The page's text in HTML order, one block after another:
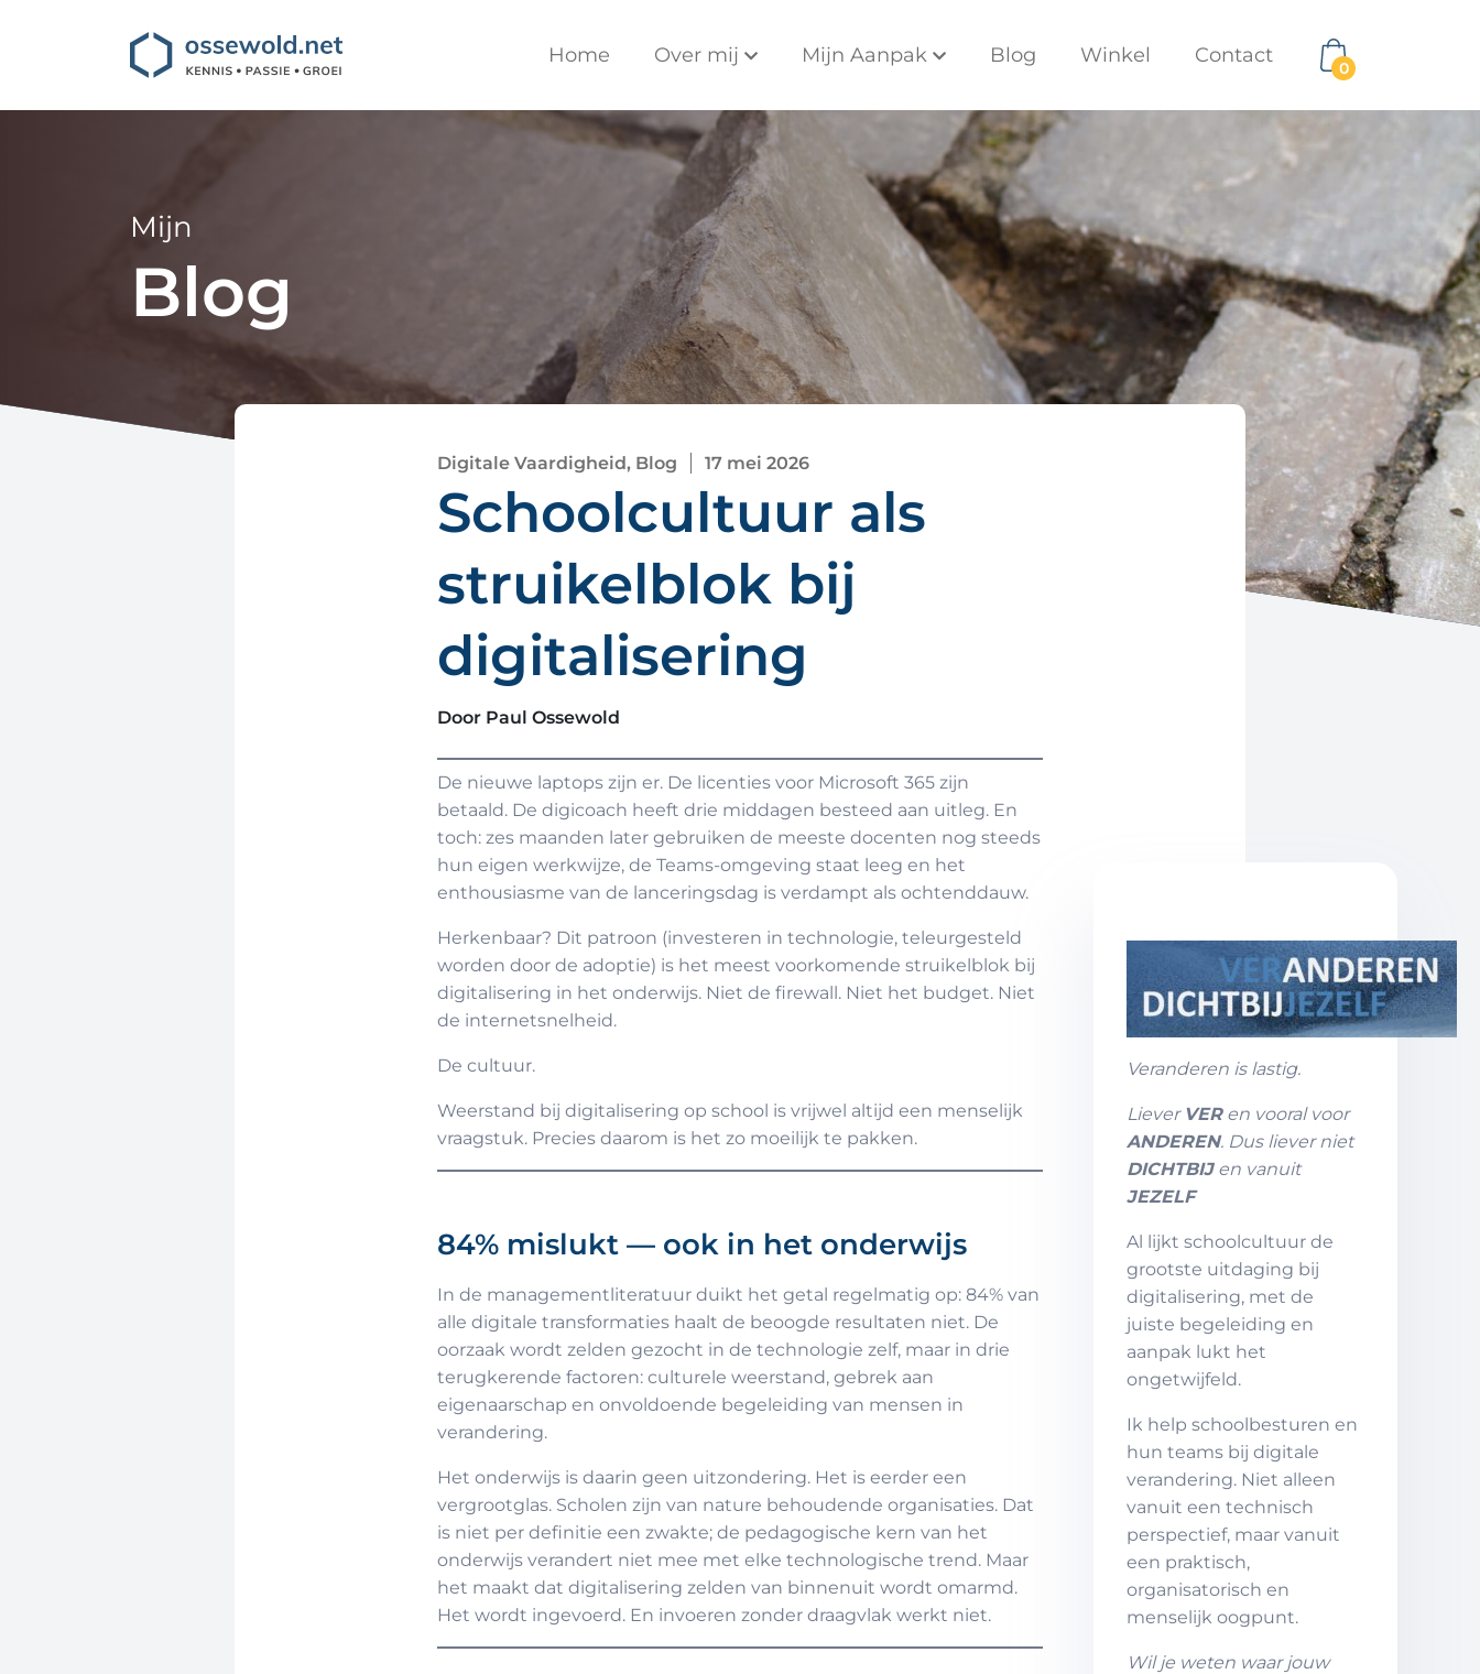
Home Over mij Mijn Aanpak Blog Winkel Contact
0
Mijn
Blog
Digitale Vaardigheid, Blog 17 mei 2026
Schoolcultuur als
struikelblok bij
digitalisering
Door Paul Ossewold
De nieuwe laptops zijn er. De licenties voor Microsoft 365 zijn
betaald. De digicoach heeft drie middagen besteed aan uitleg. En
toch: zes maanden later gebruiken de meeste docenten nog steeds
hun eigen werkwijze, de Teams-omgeving staat leeg en het
enthousiasme van de lanceringsdag is verdampt als ochtenddauw.
Herkenbaar? Dit patroon (investeren in technologie, teleurgesteld
worden door de adoptie) is het meest voorkomende struikelblok bij
digitalisering in het onderwijs. Niet de firewall. Niet het budget. Niet
de internetsnelheid.
De cultuur.
Weerstand bij digitalisering op school is vrijwel altijd een menselijk
vraagstuk. Precies daarom is het zo moeilijk te pakken.
84% mislukt — ook in het onderwijs
In de managementliteratuur duikt het getal regelmatig op: 84% van
alle digitale transformaties haalt de beoogde resultaten niet. De
oorzaak wordt zelden gezocht in de technologie zelf, maar in drie
terugkerende factoren: culturele weerstand, gebrek aan
eigenaarschap en onvoldoende begeleiding van mensen in
verandering.
Het onderwijs is daarin geen uitzondering. Het is eerder een
vergrootglas. Scholen zijn van nature behoudende organisaties. Dat
is niet per definitie een zwakte; de pedagogische kern van het
onderwijs verandert niet mee met elke technologische trend. Maar
het maakt dat digitalisering zelden van binnenuit wordt omarmd.
Het wordt ingevoerd. En invoeren zonder draagvlak werkt niet.
Veranderen is lastig.
Liever VERen vooral voor
ANDEREN. Dus liever niet
DICHTBIJen vanuit
JEZELF
Al lijkt schoolcultuur de
grootste uitdaging bij
digitalisering, met de
juiste begeleiding en
aanpak lukt het
ongetwijfeld.
Ik help schoolbesturen en
hun teams bij digitale
verandering. Niet alleen
vanuit een technisch
perspectief, maar vanuit
een praktisch,
organisatorisch en
menselijk oogpunt.
Wil je weten waar jouw